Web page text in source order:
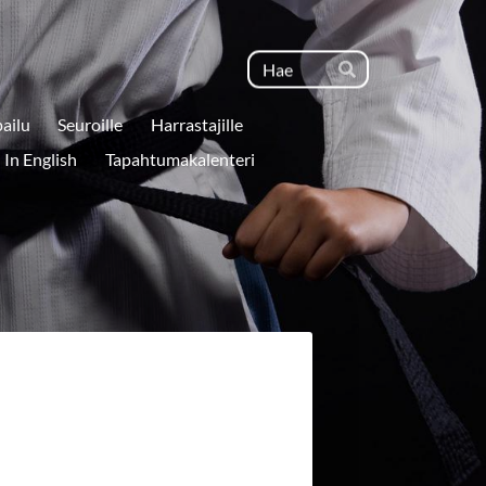
Haku
Hae
Seuroille
Harrastajille
In English Tapahtumakalenteri